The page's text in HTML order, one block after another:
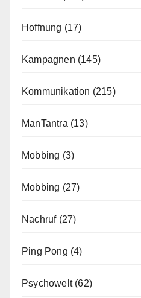
Hoffnung (17)
Kampagnen (145)
Kommunikation (215)
ManTantra (13)
Mobbing (3)
Mobbing (27)
Nachruf(27)
Ping Pong (4)
Psychowelt(62)